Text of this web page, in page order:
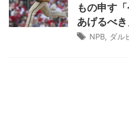
もの申す
あげるべき
NPB ダル